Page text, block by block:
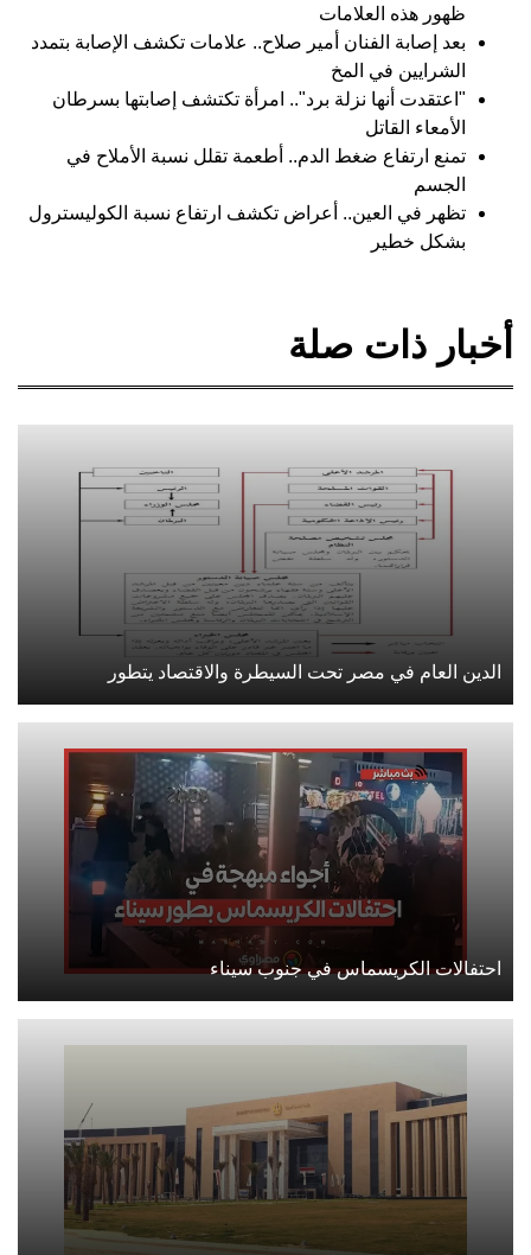
ظهور هذه العلامات
بعد إصابة الفنان أمير صلاح.. علامات تكشف الإصابة بتمدد
الشرايين في المخ
"اعتقدت أنها نزلة برد".. امرأة تكتشف إصابتها بسرطان
الأمعاء القاتل
تمنع ارتفاع ضغط الدم.. أطعمة تقلل نسبة الأملاح في
الجسم
تظهر في العين.. أعراض تكشف ارتفاع نسبة الكوليسترول
بشكل خطير
أخبار ذات صلة
الدين العام في مصر تحت السيطرة والاقتصاد يتطور
احتفالات الكريسماس في جنوب سيناء